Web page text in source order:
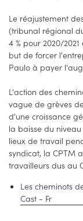
Le réajustement
(tribunal régional
4 % pour 2020/
but de forcer
Paulo à payer
L'action des
vague de grèves
d'une croissance
la baisse du
lieux de travail
syndicat, la CPTM
travailleurs dus au
Les cheminots
Cast - Fr